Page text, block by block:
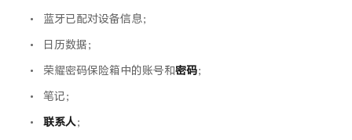
•
蓝牙已配对设备信息；
•
日历数据；
•
荣耀密码保险箱中的账号和密码；
•
笔记；
•
联系人；